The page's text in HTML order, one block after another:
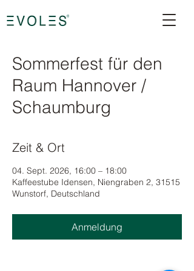
Sommerfest für den
Raum Hannover /
Schaumburg
Zeit & Ort
04. Sept. 2026, 16:00 – 18:00
Kaffeestube Idensen, Niengraben 2, 31515
Wunstorf, Deutschland
Anmeldung